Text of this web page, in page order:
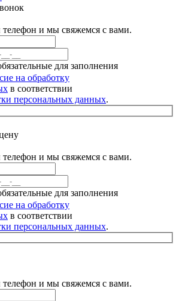
телефон и мы свяжемся с вами.
для заполнения
на обработку
в соответствии
персональных данных.
телефон и мы свяжемся с вами.
для заполнения
на обработку
в соответствии
персональных данных.
телефон и мы свяжемся с вами.